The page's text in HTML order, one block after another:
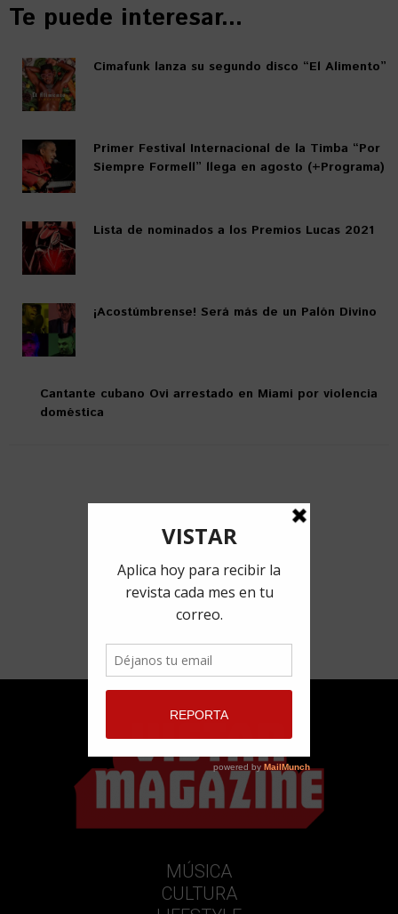
Te puede interesar...
Cimafunk lanza su segundo disco “El Alimento”
Primer Festival Internacional de la Timba “Por
Siempre Formell” llega en agosto (+Programa)
Lista de nominados a los Premios Lucas 2021 ⁣⁣
¡Acostúmbrense! Será más de un Palón Divino
Cantante cubano Ovi arrestado en Miami por violencia
doméstica
MÚSICA
CULTURA